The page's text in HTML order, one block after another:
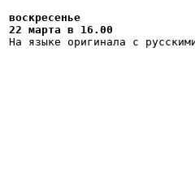
воскресенье
22 марта в 16.00
На языке оригинала с